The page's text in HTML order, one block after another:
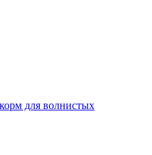
для волнистых